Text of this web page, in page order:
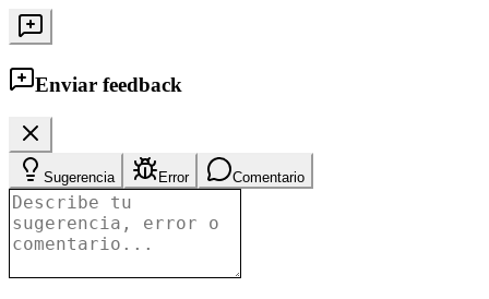
Enviar feedback
Sugerencia Error Comentario